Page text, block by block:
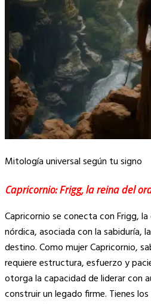
Mitología universal según tu signo
Capricornio: Frigg, la reina del
Capricornio se conecta con Frigg,
nórdica, asociada con la sabiduría,
destino. Como mujer Capricornio,
requiere estructura, esfuerzo y
otorga la capacidad de liderar con
construir un legado firme. Tienes